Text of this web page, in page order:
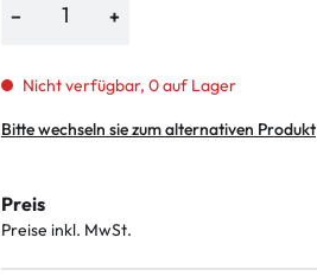
− +
Nicht verfügbar, 0 auf Lager
Bitte wechseln sie zum alternativen Produkt
Preis
Preise inkl. MwSt.